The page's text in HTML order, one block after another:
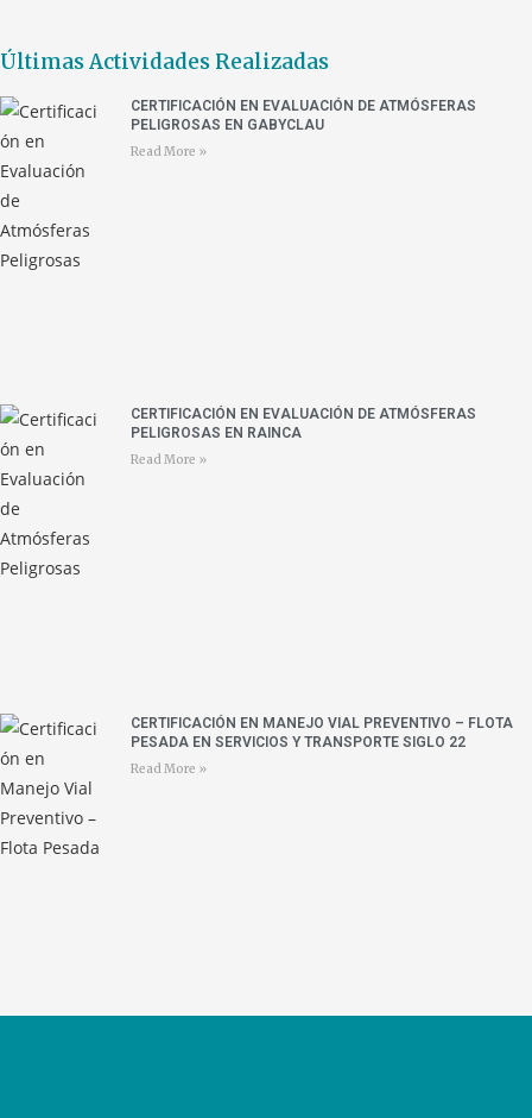
Últimas Actividades Realizadas
CERTIFICACIÓN EN EVALUACIÓN DE ATMÓSFERAS
PELIGROSAS EN GABYCLAU
Read More »
CERTIFICACIÓN EN EVALUACIÓN DE ATMÓSFERAS
PELIGROSAS EN RAINCA
Read More »
CERTIFICACIÓN EN MANEJO VIAL PREVENTIVO – FLOTA
PESADA EN SERVICIOS Y TRANSPORTE SIGLO 22
Read More »